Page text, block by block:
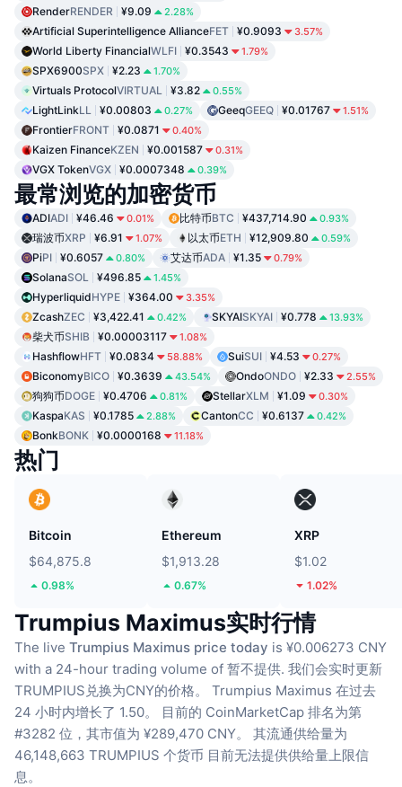
RenderRENDER ¥9.09 2.28%
Artificial Superintelligence AllianceFET ¥0.9093 3.57%
World Liberty FinancialWLFI ¥0.3543 1.79%
SPX6900SPX ¥2.23 1.70%
Virtuals ProtocolVIRTUAL ¥3.82 0.55%
LightLinkLL ¥0.00803 0.27% GeeqGEEQ ¥0.01767 1.51%
FrontierFRONT ¥0.0871 0.40%
Kaizen FinanceKZEN ¥0.001587 0.31%
VGX TokenVGX ¥0.0007348 0.39%
最常浏览的加密货币
ADIADI ¥46.46 0.01% 比特币BTC ¥437,714.90 0.93%
瑞波币XRP ¥6.91 1.07% 以太币ETH ¥12,909.80 0.59%
PiPI ¥0.6057 0.80% 艾达币ADA ¥1.35 0.79%
SolanaSOL ¥496.85 1.45%
HyperliquidHYPE ¥364.00 3.35%
ZcashZEC ¥3,422.41 0.42% SKYAISKYAI ¥0.778 13.93%
柴犬币SHIB ¥0.00003117 1.08%
HashflowHFT ¥0.0834 58.88% SuiSUI ¥4.53 0.27%
BiconomyBICO ¥0.3639 43.54% OndoONDO ¥2.33 2.55%
狗狗币DOGE ¥0.4706 0.81% StellarXLM ¥1.09 0.30%
KaspaKAS ¥0.1785 2.88% CantonCC ¥0.6137 0.42%
BonkBONK ¥0.0000168 11.18%
热门
Bitcoin
$64,875.8
0.98%
Ethereum
$1,913.28
0.67%
XRP
$1.02
1.02%
Trumpius Maximus实时行情
The live Trumpius Maximus price today is ¥0.006273 CNY
with a 24-hour trading volume of 暂不提供. 我们会实时更新
TRUMPIUS兑换为CNY的价格。
Trumpius Maximus 在过去
24 小时内增长了 1.50。
目前的 CoinMarketCap 排名为第
#3282 位，其市值为 ¥289,470 CNY。
其流通供给量为
46,148,663 TRUMPIUS 个货币 目前无法提供供给量上限信
息。